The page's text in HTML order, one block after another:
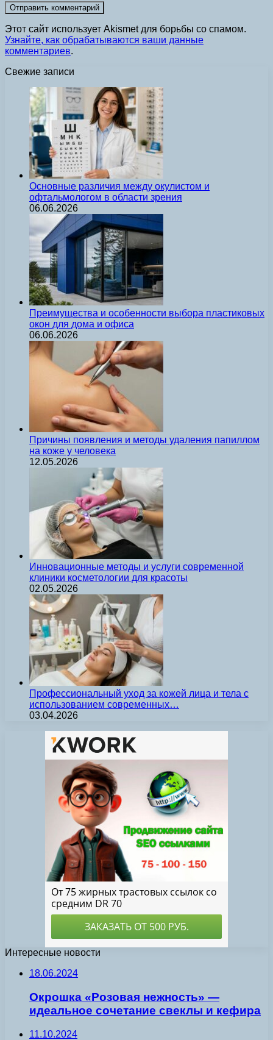
Этот сайт использует Akismet для борьбы со спамом.
Узнайте, как обрабатываются ваши данные
комментариев.
Свежие записи
Основные различия между окулистом и
офтальмологом в области зрения
06.06.2026
Преимущества и особенности выбора пластиковых
окон для дома и офиса
06.06.2026
Причины появления и методы удаления папиллом
на коже у человека
12.05.2026
Инновационные методы и услуги современной
клиники косметологии для красоты
02.05.2026
Профессиональный уход за кожей лица и тела с
использованием современных…
03.04.2026
Интересные новости
18.06.2024
Окрошка «Розовая нежность» —
идеальное сочетание свеклы и кефира
11.10.2024